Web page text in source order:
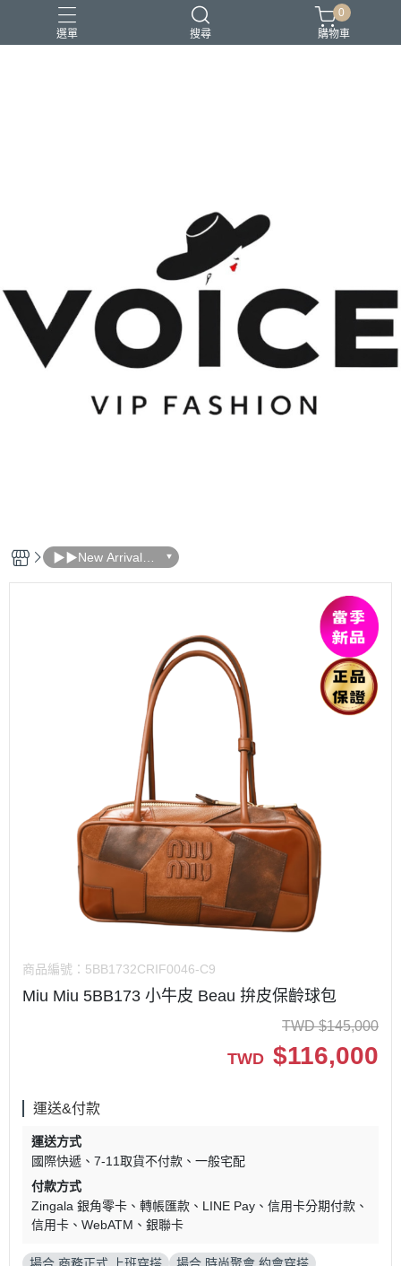
選單 搜尋
0
購物車
▶▶New Arrivals
本週新品
商品編號： 5BB1732CRIF0046-C9
Miu Miu 5BB173 小牛皮 Beau 拚皮保齡球包
TWD $145,000
TWD $116,000
運送&付款
運送方式
國際快遞
7-11取貨不付款
一般宅配
付款方式
Zingala 銀角零卡
轉帳匯款 LINE Pay
信用卡分期付款
信用卡
WebATM 銀聯卡